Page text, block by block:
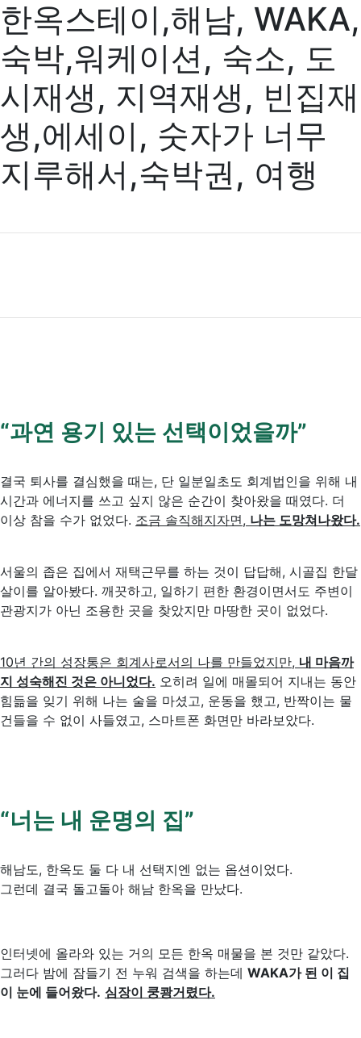
한옥스테이,해남, WAKA,
숙박,워케이션, 숙소, 도
시재생, 지역재생, 빈집재
생,에세이, 숫자가 너무
지루해서,숙박권, 여행
“과연 용기 있는 선택이었을까”
결국 퇴사를 결심했을 때는, 단 일분일초도 회계법인을 위해 내
시간과 에너지를 쓰고 싶지 않은 순간이 찾아왔을 때였다. 더
이상 참을 수가 없었다. 조금 솔직해지자면, 나는 도망쳐나왔다.
서울의 좁은 집에서 재택근무를 하는 것이 답답해, 시골집 한달
살이를 알아봤다. 깨끗하고, 일하기 편한 환경이면서도 주변이
관광지가 아닌 조용한 곳을 찾았지만 마땅한 곳이 없었다.
10년 간의 성장통은 회계사로서의 나를 만들었지만, 내 마음까
지 성숙해진 것은 아니었다. 오히려 일에 매몰되어 지내는 동안
힘듦을 잊기 위해 나는 술을 마셨고, 운동을 했고, 반짝이는 물
건들을 수 없이 사들였고, 스마트폰 화면만 바라보았다.
“너는 내 운명의 집”
해남도, 한옥도 둘 다 내 선택지엔 없는 옵션이었다.
그런데 결국 돌고돌아 해남 한옥을 만났다.
인터넷에 올라와 있는 거의 모든 한옥 매물을 본 것만 같았다.
그러다 밤에 잠들기 전 누워 검색을 하는데 WAKA가 된 이 집
이 눈에 들어왔다. 심장이 쿵쾅거렸다.